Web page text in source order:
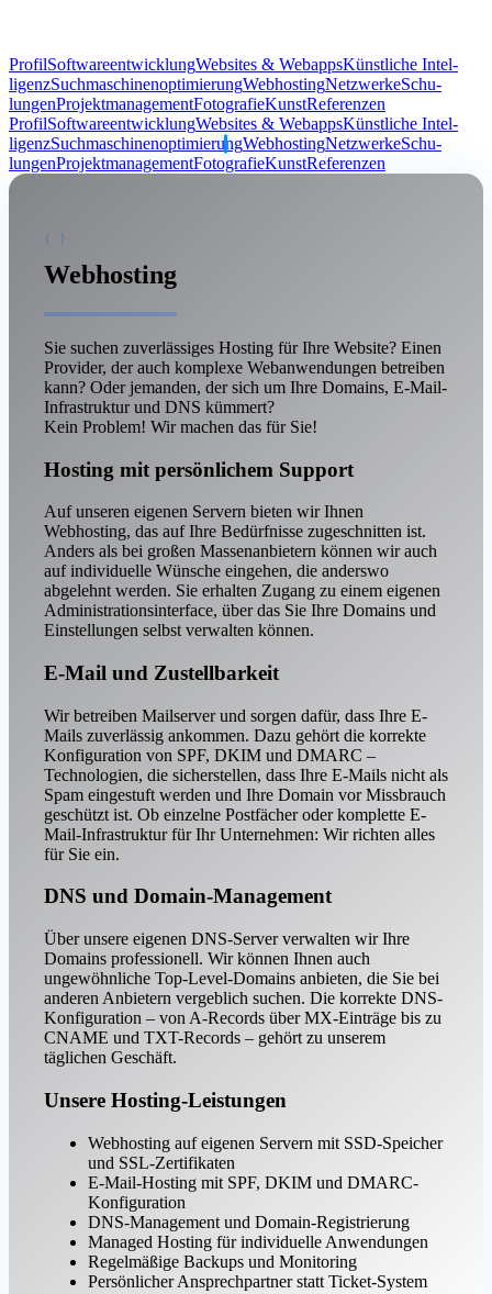
ProfilSoft­ware­entwicklungWeb­sites & Web­appsKünst­liche Intel­
ligenzSuch­maschinen­optimierungWeb­hostingNetz­werkeSchu­
lungenProjekt­managementFotografieKunstRefe­renzen
ProfilSoft­ware­entwicklungWeb­sites & Web­appsKünst­liche Intel­
ligenzSuch­maschinen­optimierungWeb­hostingNetz­werkeSchu­
lungenProjekt­managementFotografieKunstRefe­renzen
Web­hosting
Sie suchen zuverlässiges Hosting für Ihre Website? Einen
Provider, der auch komplexe Webanwendungen betreiben
kann? Oder jemanden, der sich um Ihre Domains, E-Mail-
Infrastruktur und DNS kümmert?
Kein Problem! Wir machen das für Sie!
Hosting mit persönlichem Support
Auf unseren eigenen Servern bieten wir Ihnen
Webhosting, das auf Ihre Bedürfnisse zugeschnitten ist.
Anders als bei großen Massenanbietern können wir auch
auf individuelle Wünsche eingehen, die anderswo
abgelehnt werden. Sie erhalten Zugang zu einem eigenen
Administrationsinterface, über das Sie Ihre Domains und
Einstellungen selbst verwalten können.
E-Mail und Zustellbarkeit
Wir betreiben Mailserver und sorgen dafür, dass Ihre E-
Mails zuverlässig ankommen. Dazu gehört die korrekte
Konfiguration von SPF, DKIM und DMARC –
Technologien, die sicherstellen, dass Ihre E-Mails nicht als
Spam eingestuft werden und Ihre Domain vor Missbrauch
geschützt ist. Ob einzelne Postfächer oder komplette E-
Mail-Infrastruktur für Ihr Unternehmen: Wir richten alles
für Sie ein.
DNS und Domain-Management
Über unsere eigenen DNS-Server verwalten wir Ihre
Domains professionell. Wir können Ihnen auch
ungewöhnliche Top-Level-Domains anbieten, die Sie bei
anderen Anbietern vergeblich suchen. Die korrekte DNS-
Konfiguration – von A-Records über MX-Einträge bis zu
CNAME und TXT-Records – gehört zu unserem
täglichen Geschäft.
Unsere Hosting-Leistungen
Webhosting auf eigenen Servern mit SSD-Speicher
und SSL-Zertifikaten
E-Mail-Hosting mit SPF, DKIM und DMARC-
Konfiguration
DNS-Management und Domain-Registrierung
Managed Hosting für individuelle Anwendungen
Regelmäßige Backups und Monitoring
Persönlicher Ansprechpartner statt Ticket-System